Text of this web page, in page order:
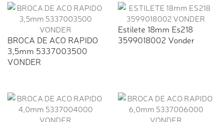
BROCA DE ACO RAPIDO
3,5mm 5337003500
VONDER
Estilete 18mm Es218
3599018002 Vonder